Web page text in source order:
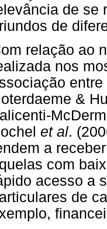
de se
de
relação ao
nos
&
et al.
a
com
acesso a
de